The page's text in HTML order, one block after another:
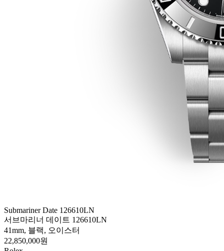
Submariner Date 126610LN
서브마리너 데이트 126610LN
41mm, 블랙, 오이스터
22,850,000원